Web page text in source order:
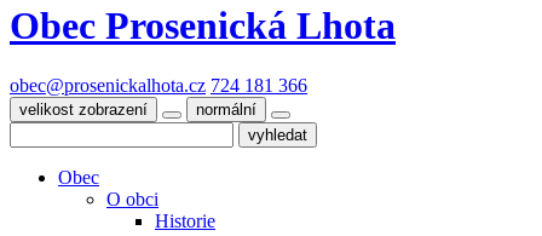
Obec Prosenická Lhota
obec@prosenickalhota.cz 724 181 366
velikost zobrazení normální
Obec
O obci
Historie